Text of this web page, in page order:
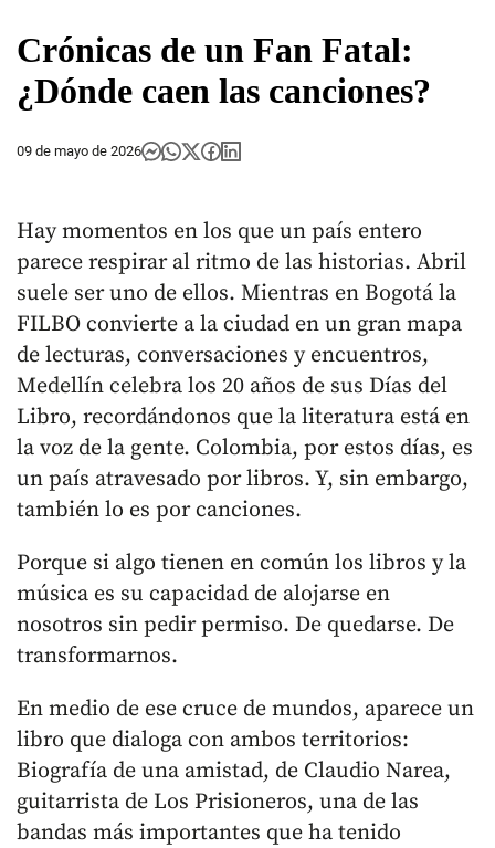
Crónicas de un Fan Fatal:
¿Dónde caen las canciones?
09 de mayo de 2026
Hay momentos en los que un país entero
parece respirar al ritmo de las historias. Abril
suele ser uno de ellos. Mientras en Bogotá la
FILBO convierte a la ciudad en un gran mapa
de lecturas, conversaciones y encuentros,
Medellín celebra los 20 años de sus Días del
Libro, recordándonos que la literatura está en
la voz de la gente. Colombia, por estos días, es
un país atravesado por libros. Y, sin embargo,
también lo es por canciones.
Porque si algo tienen en común los libros y la
música es su capacidad de alojarse en
nosotros sin pedir permiso. De quedarse. De
transformarnos.
En medio de ese cruce de mundos, aparece un
libro que dialoga con ambos territorios:
Biografía de una amistad, de Claudio Narea,
guitarrista de Los Prisioneros, una de las
bandas más importantes que ha tenido